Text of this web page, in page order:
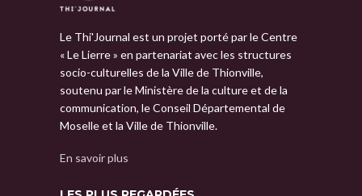
Le Thi'Journal est un projet porté par le Centre
« Le Lierre » en partenariat avec les structures
socio-culturelles de la Ville de Thionville,
soutenu par le Ministère de la culture et de la
communication, le Conseil Départemental de
Moselle et la Ville de Thionville.
En savoir plus